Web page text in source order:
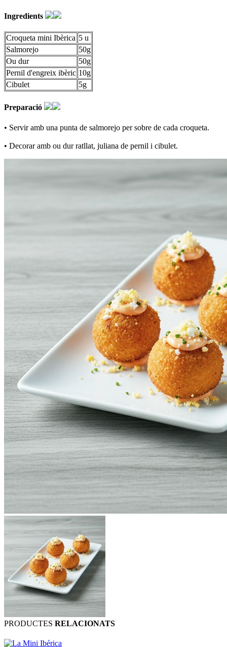
Ingredients
Croqueta mini Ibèrica 5 u
Salmorejo
50g
Ou dur
50g
Pernil d'engreix ibèric 10g
Cibulet
5g
Preparació
• Servir amb una punta de salmorejo per sobre de cada croqueta.
• Decorar amb ou dur ratllat, juliana de pernil i cibulet.
PRODUCTES RELACIONATS